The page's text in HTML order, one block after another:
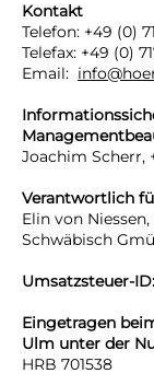
Kontakt
Telefon: +49 (0)
Telefax: +49 (0)
Email:
Joachim Scherr,
Verantwortlich
Elin von
Schwäbisch
Umsatzsteuer-ID:
Eingetragen
Ulm unter der
HRB 701538